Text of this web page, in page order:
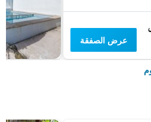
عرض الصفقة